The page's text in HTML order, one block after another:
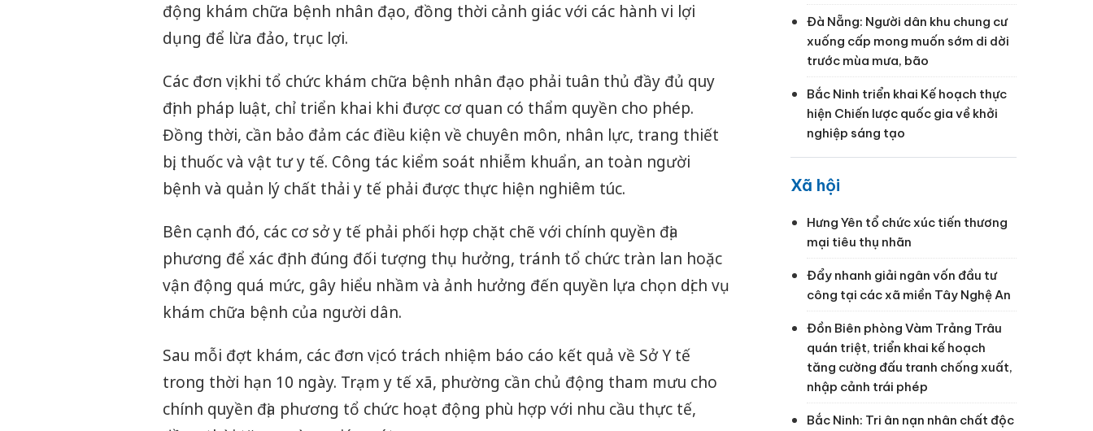
động khám chữa bệnh nhân đạo, đồng thời cảnh giác với các hành vi lợi
dụng để lừa đảo, trục lợi.
Các đơn vị khi tổ chức khám chữa bệnh nhân đạo phải tuân thủ đầy đủ quy
định pháp luật, chỉ triển khai khi được cơ quan có thẩm quyền cho phép.
Đồng thời, cần bảo đảm các điều kiện về chuyên môn, nhân lực, trang thiết
bị, thuốc và vật tư y tế. Công tác kiểm soát nhiễm khuẩn, an toàn người
bệnh và quản lý chất thải y tế phải được thực hiện nghiêm túc.
Bên cạnh đó, các cơ sở y tế phải phối hợp chặt chẽ với chính quyền địa
phương để xác định đúng đối tượng thụ hưởng, tránh tổ chức tràn lan hoặc
vận động quá mức, gây hiểu nhầm và ảnh hưởng đến quyền lựa chọn dịch vụ
khám chữa bệnh của người dân.
Sau mỗi đợt khám, các đơn vị có trách nhiệm báo cáo kết quả về Sở Y tế
trong thời hạn 10 ngày. Trạm y tế xã, phường cần chủ động tham mưu cho
chính quyền địa phương tổ chức hoạt động phù hợp với nhu cầu thực tế,
Đà Nẵng: Người dân khu chung cư
xuống cấp mong muốn sớm di dời
trước mùa mưa, bão
Bắc Ninh triển khai Kế hoạch thực
hiện Chiến lược quốc gia về khởi
nghiệp sáng tạo
Xã hội
Hưng Yên tổ chức xúc tiến thương
mại tiêu thụ nhãn
Đẩy nhanh giải ngân vốn đầu tư
công tại các xã miền Tây Nghệ An
Đồn Biên phòng Vàm Trảng Trâu
quán triệt, triển khai kế hoạch
tăng cường đấu tranh chống xuất,
nhập cảnh trái phép
Bắc Ninh: Tri ân nạn nhân chất độc